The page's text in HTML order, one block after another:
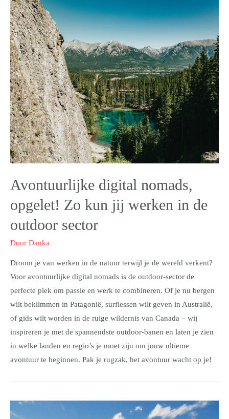
Avontuurlijke digital nomads,
opgelet! Zo kun jij werken in de
outdoor sector
Door Danka
Droom je van werken in de natuur terwijl je de wereld verkent?
Voor avontuurlijke digital nomads is de outdoor-sector de
perfecte plek om passie en werk te combineren. Of je nu bergen
wilt beklimmen in Patagonië, surflessen wilt geven in Australië,
of gids wilt worden in de ruige wildernis van Canada – wij
inspireren je met de spannendste outdoor-banen en laten je zien
in welke landen en regio’s je moet zijn om jouw ultieme
avontuur te beginnen. Pak je rugzak, het avontuur wacht op je!